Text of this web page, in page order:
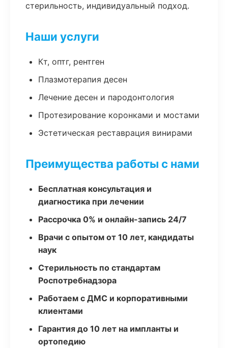
стерильность, индивидуальный подход.
Наши услуги
Кт, оптг, рентген
Плазмотерапия десен
Лечение десен и пародонтология
Протезирование коронками и мостами
Эстетическая реставрация винирами
Преимущества работы с нами
Бесплатная консультация и
диагностика при лечении
Рассрочка 0% и онлайн-запись 24/7
Врачи с опытом от 10 лет, кандидаты
наук
Стерильность по стандартам
Роспотребнадзора
Работаем с ДМС и корпоративными
клиентами
Гарантия до 10 лет на импланты и
ортопедию